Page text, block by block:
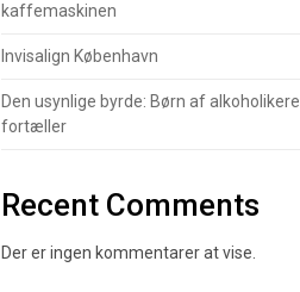
kaffemaskinen
Invisalign København
Den usynlige byrde: Børn af alkoholikere
fortæller
Recent Comments
Der er ingen kommentarer at vise.